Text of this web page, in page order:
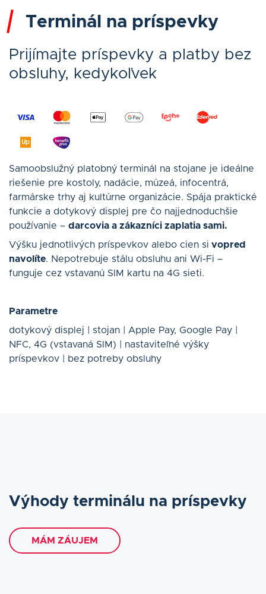
Terminál na príspevky
Prijímajte príspevky a platby bez
obsluhy, kedykoľvek
Samoobslužný platobný terminál na stojane je ideálne
riešenie pre kostoly, nadácie, múzeá, infocentrá,
farmárske trhy aj kultúrne organizácie. Spája praktické
funkcie a dotykový displej pre čo najjednoduchšie
používanie – darcovia a zákazníci zaplatia sami.
Výšku jednotlivých príspevkov alebo cien si vopred
navolíte. Nepotrebuje stálu obsluhu ani Wi-Fi –
funguje cez vstavanú SIM kartu na 4G sieti.
Parametre
dotykový displej | stojan | Apple Pay, Google Pay |
NFC, 4G (vstavaná SIM) | nastaviteľné výšky
príspevkov | bez potreby obsluhy
Výhody terminálu na príspevky
MÁM ZÁUJEM